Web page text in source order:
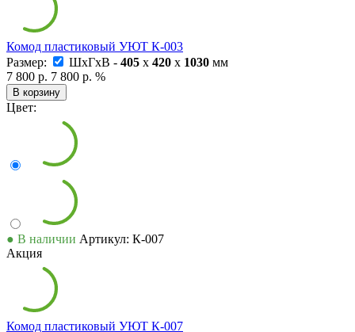
Комод пластиковый УЮТ К-003
Размер:
ШxГxВ - 405 x 420 x 1030 мм
7 800 р. 7 800 р. %
В корзину
Цвет:
● В наличии Артикул: К-007
Акция
Комод пластиковый УЮТ К-007